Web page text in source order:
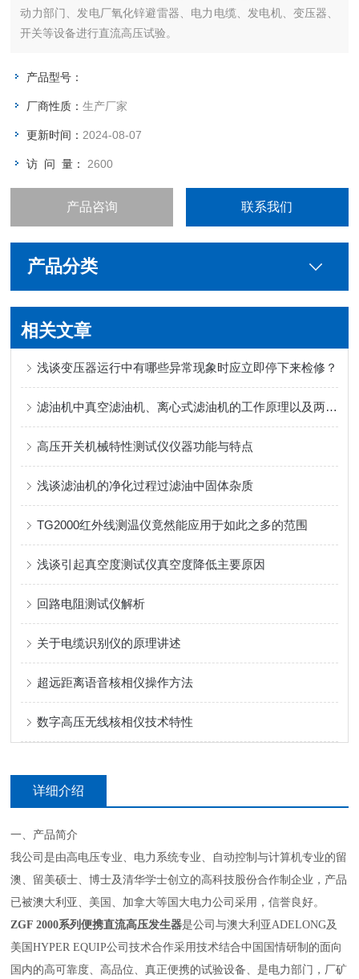
动力部门、发电厂氧化锌避雷器、电力电缆、发电机、变压器、
开关等设备进行直流高压试验。
产品型号：
厂商性质：生产厂家
更新时间： 2024-08-07
访 问 量： 2600
产品咨询 联系我们
产品分类
相关文章
浅谈变压器运行中有哪些异常现象时应立即停下来检修？
滤油机中真空滤油机、离心式滤油机的工作原理以及两者间的区别
高压开关机械特性测试仪仪器功能与特点
浅谈滤油机的净化过程过滤油中固体杂质
TG2000红外线测温仪竟然能应用于如此之多的范围
浅谈引起真空度测试仪真空度降低主要原因
回路电阻测试仪解析
关于电缆识别仪的原理讲述
超远距离语音核相仪操作方法
数字高压无线核相仪技术特性
详细介绍
一、产品简介
我公司是由高电压专业、电力系统专业、自动控制与计算机专业的留
澳、留美硕士、博士及清华学士创立的高科技股份合作制企业，产品
已被澳大利亚、美国、加拿大等国大电力公司采用，信誉良好。
ZGF 2000系列便携直流高压发生器是公司与澳大利亚ADELONG及
美国HYPER EQUIP公司技术合作采用技术结合中国国情研制的面向
国内的高可靠度、高品位、真正便携的试验设备、是电力部门，厂矿